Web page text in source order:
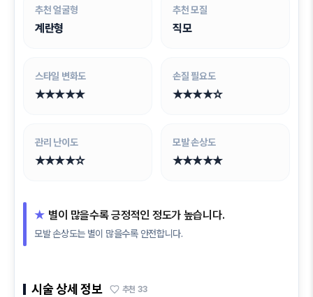
추천 얼굴형
계란형
추천 모질
직모
스타일 변화도
★★★★★
손질 필요도
★★★★☆
관리 난이도
★★★★☆
모발 손상도
★★★★★
★ 별이 많을수록 긍정적인 정도가 높습니다.
모발 손상도는 별이 많을수록 안전합니다.
시술 상세 정보 추천 33